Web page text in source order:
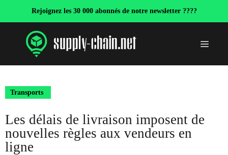
Rejoignez les 30 000 abonnés de notre newsletter ????
Menu
Transports
Les délais de livraison imposent de
nouvelles règles aux vendeurs en
ligne